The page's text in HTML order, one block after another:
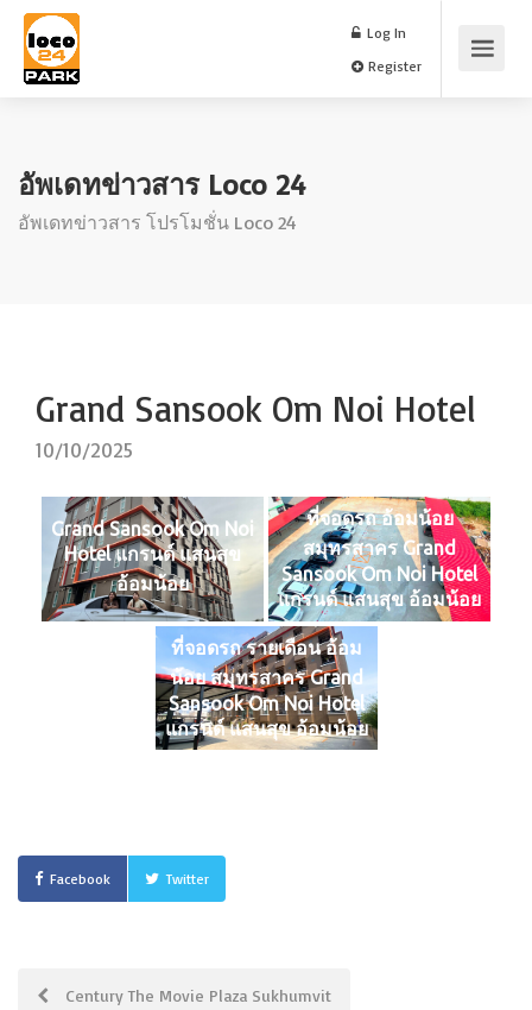
Log In
อัพเดทข่าวสาร Loco 24
อัพเดทข่าวสาร โปรโมชั่น Loco 24
Grand Sansook Om Noi Hotel
10/10/2025
Grand Sansook Om Noi
Hotel แกรนด์ แสนสุข
อ้อมน้อย
ที่จอดรถ อ้อมน้อย
สมุทรสาคร Grand
Sansook Om Noi Hotel
แกรนด์ แสนสุข อ้อมน้อย
ที่จอดรถ รายเดือน อ้อม
น้อย สมุทรสาคร Grand
Sansook Om Noi Hotel
แกรนด์ แสนสุข อ้อมน้อย
Facebook Twitter
PostCentury The Movie Plaza Sukhumvit